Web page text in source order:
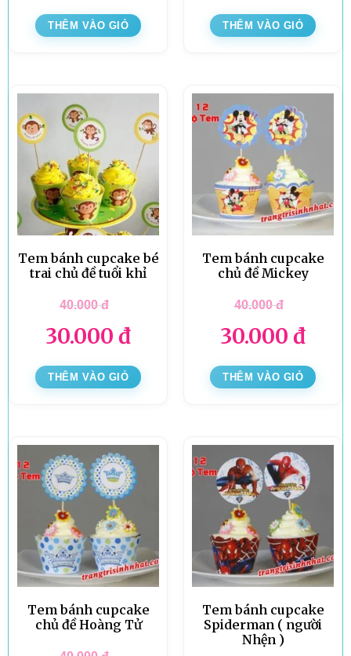
THÊM VÀO GIỎ THÊM VÀO GIỎ
Tem bánh cupcake bé
trai chủ đề tuổi khỉ
40.000đ
30.000 đ
THÊM VÀO GIỎ
Tem bánh cupcake
chủ đề Mickey
40.000đ
30.000 đ
THÊM VÀO GIỎ
Tem bánh cupcake
chủ đề Hoàng Tử
Tem bánh cupcake
Spiderman ( người
Nhện )